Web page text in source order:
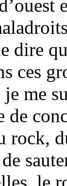
dire
ces
me
de
rock,
le